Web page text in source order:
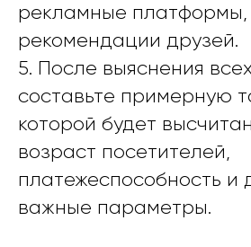
рекламные платформы,
рекомендации друзей.
5. После выяснения
составьте примерную
которой будет
возраст посетителей,
платежеспособность и
важные параметры.